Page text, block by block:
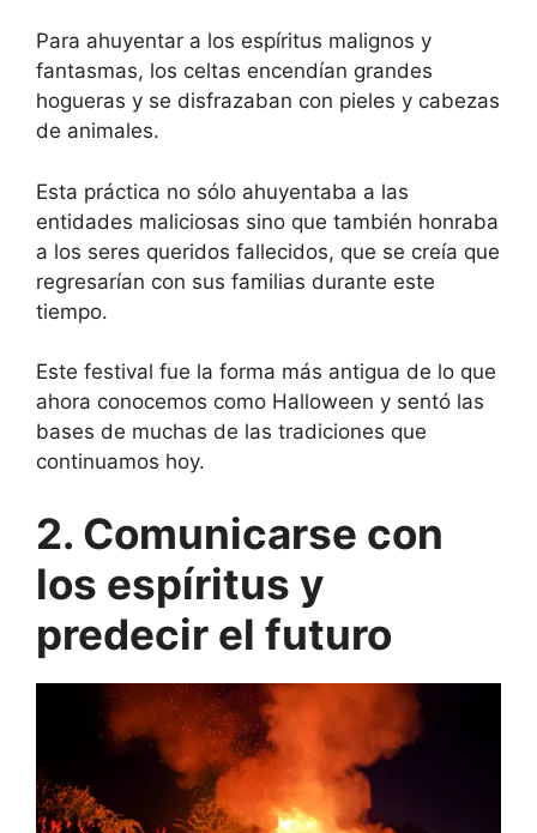
Para ahuyentar a los espíritus malignos y
fantasmas, los celtas encendían grandes
hogueras y se disfrazaban con pieles y cabezas
de animales.
Esta práctica no sólo ahuyentaba a las
entidades maliciosas sino que también honraba
a los seres queridos fallecidos, que se creía que
regresarían con sus familias durante este
tiempo.
Este festival fue la forma más antigua de lo que
ahora conocemos como Halloween y sentó las
bases de muchas de las tradiciones que
continuamos hoy.
2. Comunicarse con
los espíritus y
predecir el futuro